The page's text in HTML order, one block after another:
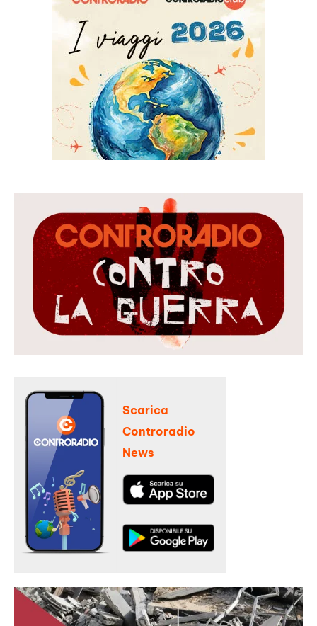
Scarica
Controradio
News